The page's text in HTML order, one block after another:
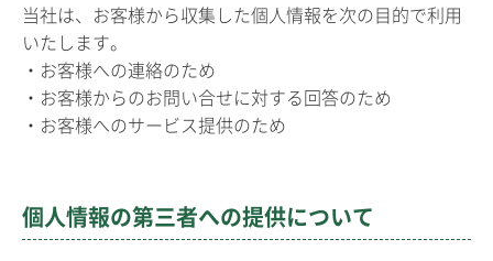
当社は、お客様から収集した個人情報を次の目的で利用
いたします。
・お客様への連絡のため
・お客様からのお問い合せに対する回答のため
・お客様へのサービス提供のため
個人情報の第三者への提供について